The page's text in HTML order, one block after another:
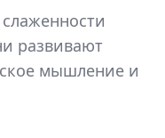
развивают
мышление и